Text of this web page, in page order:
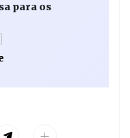
para os